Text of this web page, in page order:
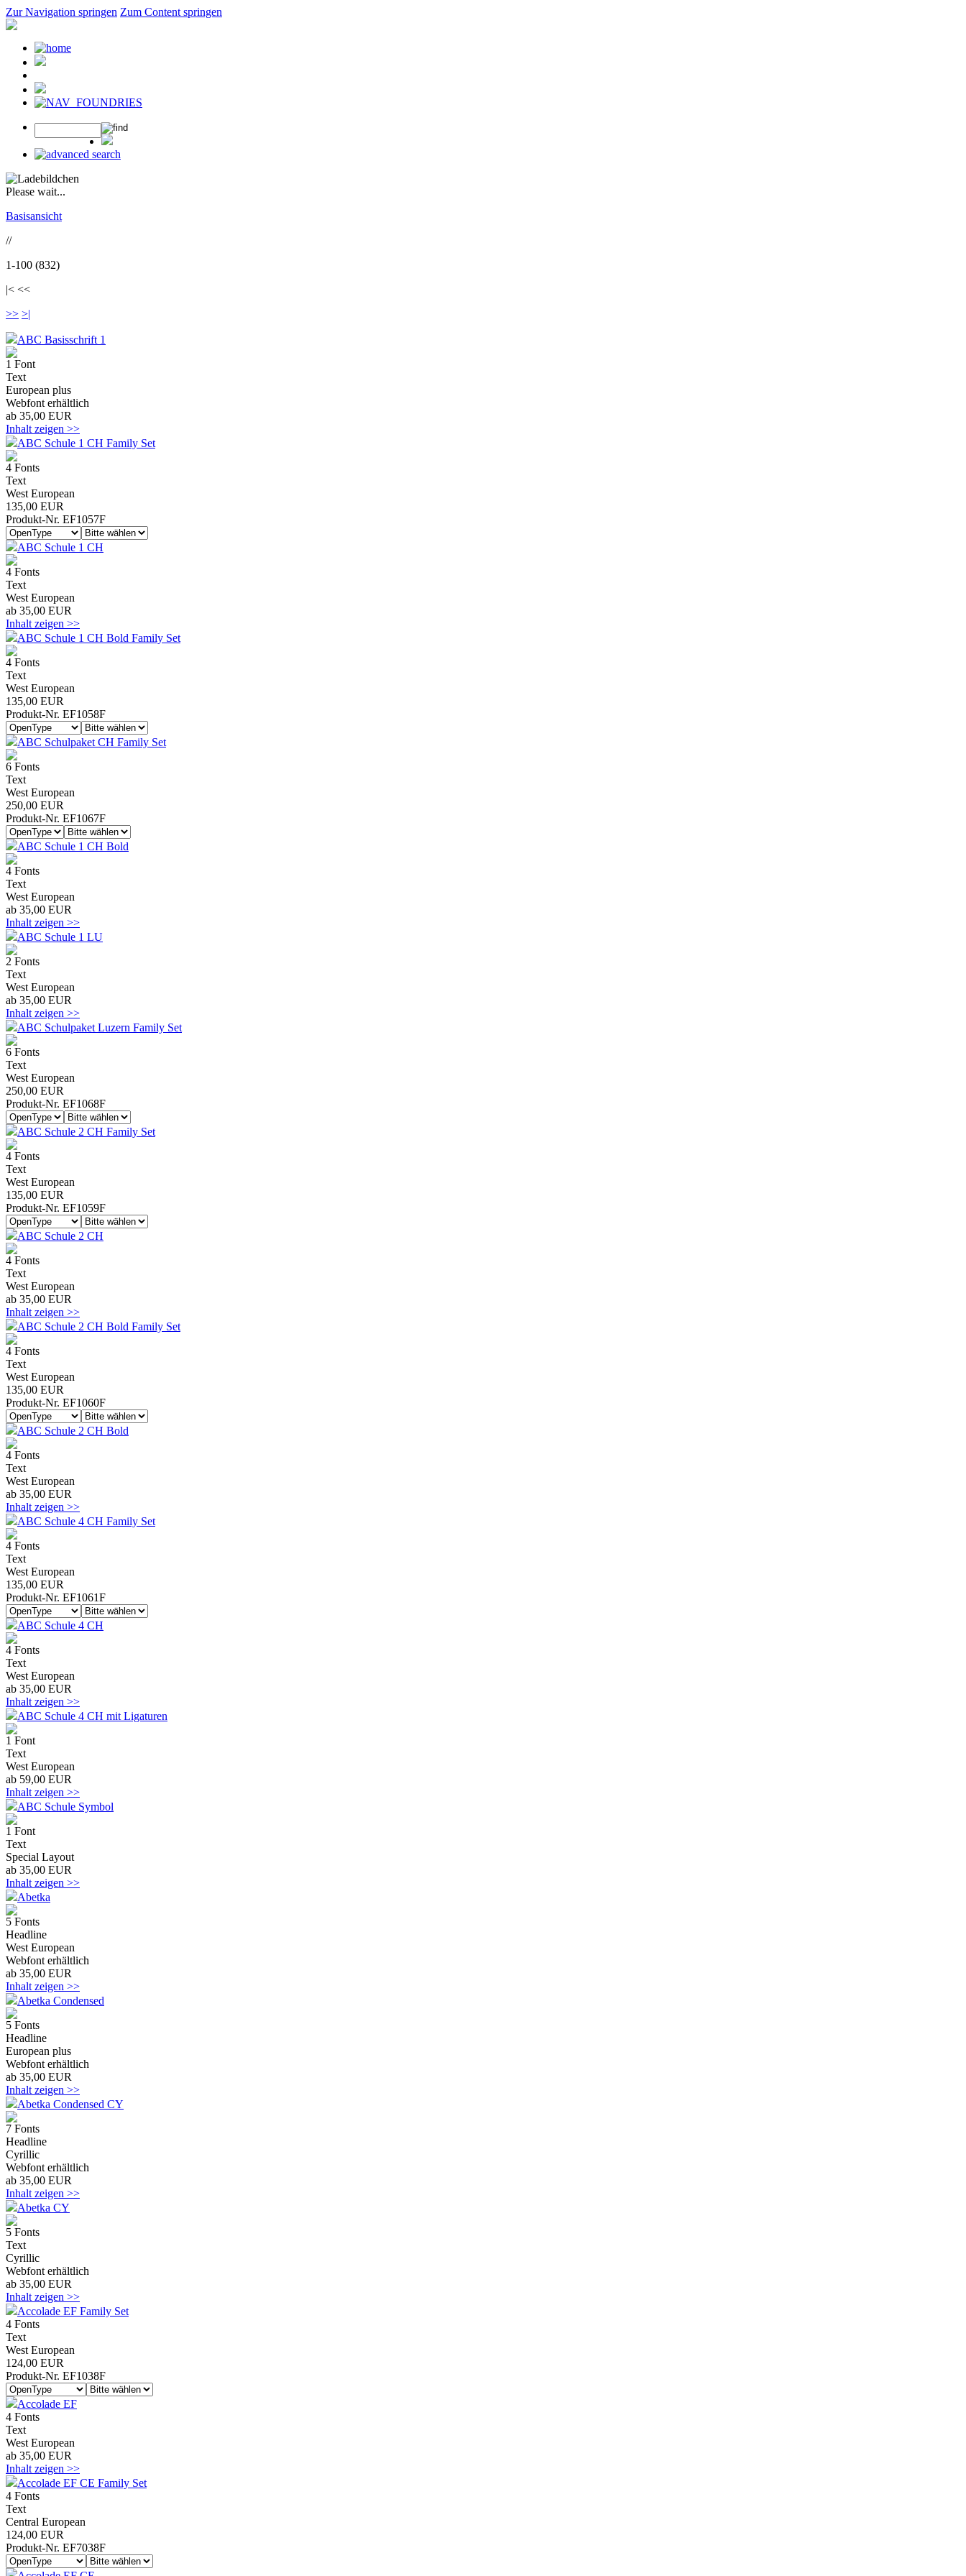
Zur Navigation springen Zum Content springen
Please wait...
Basisansicht
//
1-100 (832)
|< <<
>> >|
ABC Basisschrift 1
1 Font
Text
European plus
Webfont erhältlich
ab 35,00 EUR
Inhalt zeigen >>
ABC Schule 1 CH Family Set
4 Fonts
Text
West European
135,00 EUR
Produkt-Nr. EF1057F
ABC Schule 1 CH
4 Fonts
Text
West European
ab 35,00 EUR
Inhalt zeigen >>
ABC Schule 1 CH Bold Family Set
4 Fonts
Text
West European
135,00 EUR
Produkt-Nr. EF1058F
ABC Schulpaket CH Family Set
6 Fonts
Text
West European
250,00 EUR
Produkt-Nr. EF1067F
ABC Schule 1 CH Bold
4 Fonts
Text
West European
ab 35,00 EUR
Inhalt zeigen >>
ABC Schule 1 LU
2 Fonts
Text
West European
ab 35,00 EUR
Inhalt zeigen >>
ABC Schulpaket Luzern Family Set
6 Fonts
Text
West European
250,00 EUR
Produkt-Nr. EF1068F
ABC Schule 2 CH Family Set
4 Fonts
Text
West European
135,00 EUR
Produkt-Nr. EF1059F
ABC Schule 2 CH
4 Fonts
Text
West European
ab 35,00 EUR
Inhalt zeigen >>
ABC Schule 2 CH Bold Family Set
4 Fonts
Text
West European
135,00 EUR
Produkt-Nr. EF1060F
ABC Schule 2 CH Bold
4 Fonts
Text
West European
ab 35,00 EUR
Inhalt zeigen >>
ABC Schule 4 CH Family Set
4 Fonts
Text
West European
135,00 EUR
Produkt-Nr. EF1061F
ABC Schule 4 CH
4 Fonts
Text
West European
ab 35,00 EUR
Inhalt zeigen >>
ABC Schule 4 CH mit Ligaturen
1 Font
Text
West European
ab 59,00 EUR
Inhalt zeigen >>
ABC Schule Symbol
1 Font
Text
Special Layout
ab 35,00 EUR
Inhalt zeigen >>
Abetka
5 Fonts
Headline
West European
Webfont erhältlich
ab 35,00 EUR
Inhalt zeigen >>
Abetka Condensed
5 Fonts
Headline
European plus
Webfont erhältlich
ab 35,00 EUR
Inhalt zeigen >>
Abetka Condensed CY
7 Fonts
Headline
Cyrillic
Webfont erhältlich
ab 35,00 EUR
Inhalt zeigen >>
Abetka CY
5 Fonts
Text
Cyrillic
Webfont erhältlich
ab 35,00 EUR
Inhalt zeigen >>
Accolade EF Family Set
4 Fonts
Text
West European
124,00 EUR
Produkt-Nr. EF1038F
Accolade EF
4 Fonts
Text
West European
ab 35,00 EUR
Inhalt zeigen >>
Accolade EF CE Family Set
4 Fonts
Text
Central European
124,00 EUR
Produkt-Nr. EF7038F